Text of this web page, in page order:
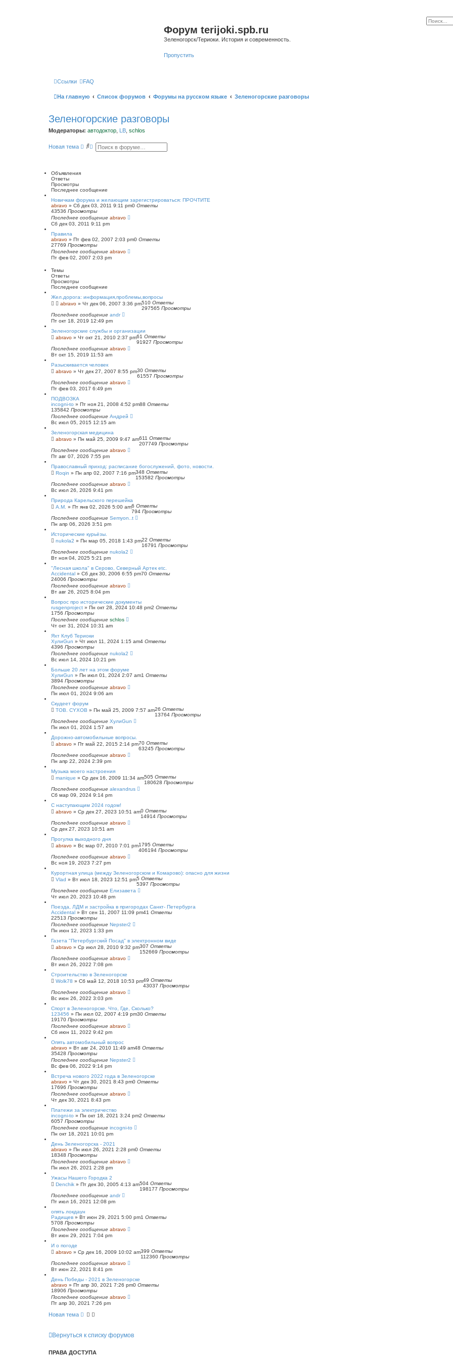
Форум terijoki.spb.ru
Зеленогорск/Териоки. История и современность.
Пропустить
Ссылки FAQ
На главную Список форумов Форумы на русском языке Зеленогорские разговоры
Зеленогорские разговоры
Модераторы: автодоктор LB schlos
Новая тема
П Р
н
ы
й
п
о
и
Объявления
Ответы
Просмотры
Последнее сообщение
Новичкам форума и желающим зарегистрироваться: ПРОЧТИТЕ
abravo » Сб дек 03, 2011 9:11 pm0 Ответы
43536 Просмотры
Последнее сообщение abravo
Сб дек 03, 2011 9:11 pm
Правила
abravo » Пт фев 02, 2007 2:03 pm0 Ответы
27769 Просмотры
Последнее сообщение abravo
Пт фев 02, 2007 2:03 pm
Темы
Ответы
Просмотры
Последнее сообщение
Жел.дорога: информация,проблемы,вопросы
abravo » Чт дек 06, 2007 3:36 pm510 Ответы
297565 Просмотры
Последнее сообщение andr
Пт окт 18, 2019 12:49 pm
Зеленогорские службы и организации
abravo » Чт окт 21, 2010 2:37 pm61 Ответы
91927 Просмотры
Последнее сообщение abravo
Вт окт 15, 2019 11:53 am
Разыскивается человек
abravo » Чт дек 27, 2007 8:55 pm30 Ответы
61557 Просмотры
Последнее сообщение abravo
Пт фев 03, 2017 6:49 pm
ПОДВОЗКА
incogni-to » Пт ноя 21, 2008 4:52 pm88 Ответы
135842 Просмотры
Последнее сообщение Андрей
Вс июл 05, 2015 12:15 am
Зеленогорская медицина
abravo » Пн май 25, 2009 9:47 am611 Ответы
207749 Просмотры
Последнее сообщение abravo
Пт авг 07, 2026 7:55 pm
Православный приход: расписание богослужений, фото, новости.
Roqin » Пн апр 02, 2007 7:16 pm348 Ответы
153582 Просмотры
Последнее сообщение abravo
Вс июл 26, 2026 9:41 pm
Природа Карельского перешейка
А.М. » Пт янв 02, 2026 5:00 am6 Ответы
794 Просмотры
Последнее сообщение Semyon..t
Пн апр 06, 2026 3:51 pm
Исторические курьёзы.
nukola2 » Пн мар 05, 2018 1:43 pm22 Ответы
16791 Просмотры
Последнее сообщение nukola2
Вт ноя 04, 2025 5:21 pm
"Лесная школа" в Серово, Северный Артек etc.
Accidental » Сб дек 30, 2006 6:55 pm70 Ответы
24006 Просмотры
Последнее сообщение abravo
Вт авг 26, 2025 8:04 pm
Вопрос про исторические документы
rusgenproject » Пн окт 28, 2024 10:48 pm2 Ответы
1756 Просмотры
Последнее сообщение schlos
Чт окт 31, 2024 10:31 am
Яхт Клуб Териоки
ХулиGun » Чт июл 11, 2024 1:15 am4 Ответы
4396 Просмотры
Последнее сообщение nukola2
Вс июл 14, 2024 10:21 pm
Больше 20 лет на этом форуме
ХулиGun » Пн июл 01, 2024 2:07 am1 Ответы
3894 Просмотры
Последнее сообщение abravo
Пн июл 01, 2024 9:06 am
Скудеет форум
TOB. CYXOB » Пн май 25, 2009 7:57 am26 Ответы
13764 Просмотры
Последнее сообщение ХулиGun
Пн июл 01, 2024 1:57 am
Дорожно-автомобильные вопросы.
abravo » Пт май 22, 2015 2:14 pm70 Ответы
63245 Просмотры
Последнее сообщение abravo
Пн апр 22, 2024 2:39 pm
Музыка моего настроения
manique » Ср дек 16, 2009 11:34 am505 Ответы
180628 Просмотры
Последнее сообщение alexandrus
Сб мар 09, 2024 9:14 pm
С наступающим 2024 годом!
abravo » Ср дек 27, 2023 10:51 am0 Ответы
14914 Просмотры
Последнее сообщение abravo
Ср дек 27, 2023 10:51 am
Прогулка выходного дня
abravo » Вс мар 07, 2010 7:01 pm1795 Ответы
406194 Просмотры
Последнее сообщение abravo
Вс ноя 19, 2023 7:27 pm
Курортная улица (между Зеленогорском и Комарово): опасно для жизни
Vlad » Вт июл 18, 2023 12:51 pm5 Ответы
5397 Просмотры
Последнее сообщение Елизавета
Чт июл 20, 2023 10:48 pm
Поезда, ЛДМ и застройка в пригородах Санкт- Петербурга
Accidental » Вт сен 11, 2007 11:09 pm41 Ответы
22513 Просмотры
Последнее сообщение Nepster2
Пн июн 12, 2023 1:33 pm
Газета "Петербургский Посад" в электронном виде
abravo » Ср июл 28, 2010 9:32 pm307 Ответы
152669 Просмотры
Последнее сообщение abravo
Вт июл 26, 2022 7:08 pm
Строительство в Зеленогорске
Wolk78 » Сб май 12, 2018 10:53 pm49 Ответы
43037 Просмотры
Последнее сообщение abravo
Вс июн 26, 2022 3:03 pm
Спорт в Зеленогорске. Что, Где, Сколько?
123456 » Пн июл 02, 2007 4:19 pm30 Ответы
19170 Просмотры
Последнее сообщение abravo
Сб июн 11, 2022 9:42 pm
Опять автомобильный вопрос
abravo » Вт авг 24, 2010 11:49 am48 Ответы
35428 Просмотры
Последнее сообщение Nepster2
Вс фев 06, 2022 9:14 pm
Встреча нового 2022 года в Зеленогорске
abravo » Чт дек 30, 2021 8:43 pm0 Ответы
17696 Просмотры
Последнее сообщение abravo
Чт дек 30, 2021 8:43 pm
Платежи за электричество
incogni-to » Пн окт 18, 2021 3:24 pm2 Ответы
6057 Просмотры
Последнее сообщение incogni-to
Пн окт 18, 2021 10:01 pm
День Зеленогорска - 2021
abravo » Пн июл 26, 2021 2:28 pm0 Ответы
18348 Просмотры
Последнее сообщение abravo
Пн июл 26, 2021 2:28 pm
Ужасы Нашего Городка 2
Denchik » Пт дек 30, 2005 4:13 am504 Ответы
198177 Просмотры
Последнее сообщение andr
Пт июл 16, 2021 12:08 pm
опять локдаун
Радищев » Вт июн 29, 2021 5:00 pm1 Ответы
5708 Просмотры
Последнее сообщение abravo
Вт июн 29, 2021 7:04 pm
И о погоде
abravo » Ср дек 16, 2009 10:02 am399 Ответы
112360 Просмотры
Последнее сообщение abravo
Вт июн 22, 2021 8:41 pm
День Победы - 2021 в Зеленогорске
abravo » Пт апр 30, 2021 7:26 pm0 Ответы
18906 Просмотры
Последнее сообщение abravo
Пт апр 30, 2021 7:26 pm
Новая тема
Вернуться к списку форумов
ПРАВА ДОСТУПА